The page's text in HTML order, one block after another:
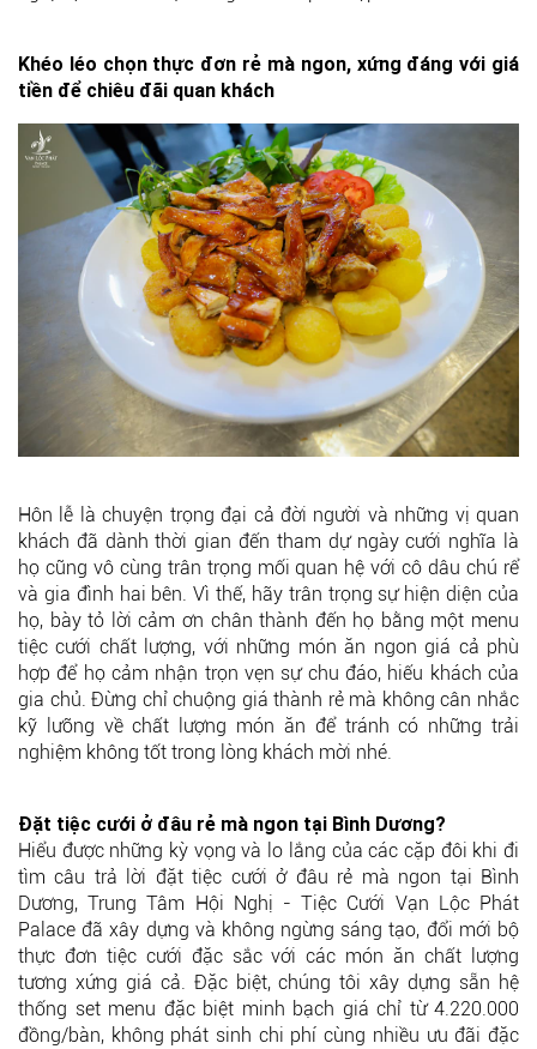
Khéo léo chọn thực đơn rẻ mà ngon, xứng đáng với giá
tiền để chiêu đãi quan khách
Hôn lễ là chuyện trọng đại cả đời người và những vị quan
khách đã dành thời gian đến tham dự ngày cưới nghĩa là
họ cũng vô cùng trân trọng mối quan hệ với cô dâu chú rể
và gia đình hai bên. Vì thế, hãy trân trọng sự hiện diện của
họ, bày tỏ lời cảm ơn chân thành đến họ bằng một menu
tiệc cưới chất lượng, với những món ăn ngon giá cả phù
hợp để họ cảm nhận trọn vẹn sự chu đáo, hiếu khách của
gia chủ. Đừng chỉ chuộng giá thành rẻ mà không cân nhắc
kỹ lưỡng về chất lượng món ăn để tránh có những trải
nghiệm không tốt trong lòng khách mời nhé.
Đặt tiệc cưới ở đâu rẻ mà ngon tại Bình Dương?
Hiểu được những kỳ vọng và lo lắng của các cặp đôi khi đi
tìm câu trả lời đặt tiệc cưới ở đâu rẻ mà ngon tại Bình
Dương, Trung Tâm Hội Nghị - Tiệc Cưới Vạn Lộc Phát
Palace đã xây dựng và không ngừng sáng tạo, đổi mới bộ
thực đơn tiệc cưới đặc sắc với các món ăn chất lượng
tương xứng giá cả. Đặc biệt, chúng tôi xây dựng sẵn hệ
thống set menu đặc biệt minh bạch giá chỉ từ 4.220.000
đồng/bàn, không phát sinh chi phí cùng nhiều ưu đãi đặc